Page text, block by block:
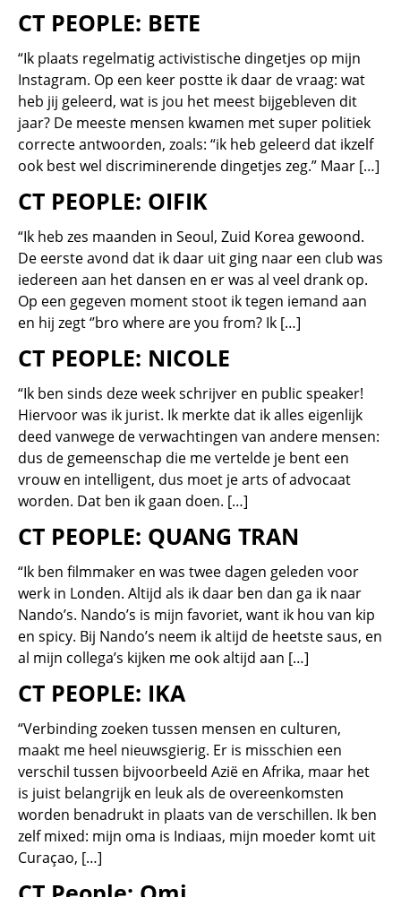
CT PEOPLE: BETE
“Ik plaats regelmatig activistische dingetjes op mijn
Instagram. Op een keer postte ik daar de vraag: wat
heb jij geleerd, wat is jou het meest bijgebleven dit
jaar? De meeste mensen kwamen met super politiek
correcte antwoorden, zoals: “ik heb geleerd dat ikzelf
ook best wel discriminerende dingetjes zeg.” Maar […]
CT PEOPLE: OIFIK
“Ik heb zes maanden in Seoul, Zuid Korea gewoond.
De eerste avond dat ik daar uit ging naar een club was
iedereen aan het dansen en er was al veel drank op.
Op een gegeven moment stoot ik tegen iemand aan
en hij zegt ‘’bro where are you from? Ik […]
CT PEOPLE: NICOLE
“Ik ben sinds deze week schrijver en public speaker!
Hiervoor was ik jurist. Ik merkte dat ik alles eigenlijk
deed vanwege de verwachtingen van andere mensen:
dus de gemeenschap die me vertelde je bent een
vrouw en intelligent, dus moet je arts of advocaat
worden. Dat ben ik gaan doen. […]
CT PEOPLE: QUANG TRAN
“Ik ben filmmaker en was twee dagen geleden voor
werk in Londen. Altijd als ik daar ben dan ga ik naar
Nando’s. Nando’s is mijn favoriet, want ik hou van kip
en spicy. Bij Nando’s neem ik altijd de heetste saus, en
al mijn collega’s kijken me ook altijd aan […]
CT PEOPLE: IKA
“Verbinding zoeken tussen mensen en culturen,
maakt me heel nieuwsgierig. Er is misschien een
verschil tussen bijvoorbeeld Azië en Afrika, maar het
is juist belangrijk en leuk als de overeenkomsten
worden benadrukt in plaats van de verschillen. Ik ben
zelf mixed: mijn oma is Indiaas, mijn moeder komt uit
Curaçao, […]